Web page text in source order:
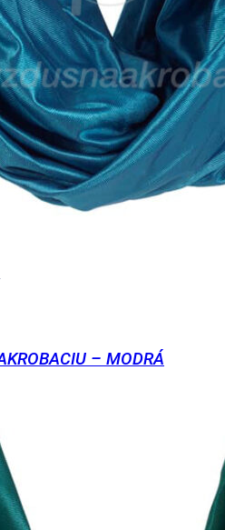
– MODRÁ